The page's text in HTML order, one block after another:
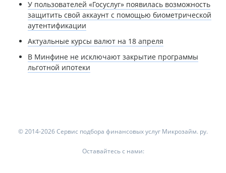
У пользователей «Госуслуг» появилась возможность
защитить свой аккаунт с помощью биометрической
аутентификации
Актуальные курсы валют на 18 апреля
В Минфине не исключают закрытие программы
льготной ипотеки
© 2014-2026 Сервис подбора финансовых услуг Микрозайм. ру.
Оставайтесь с нами: